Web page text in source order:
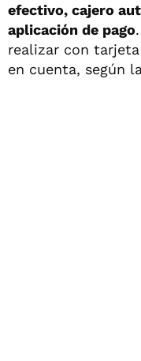
efectivo, cajero
aplicación de pago
realizar con
en cuenta, según